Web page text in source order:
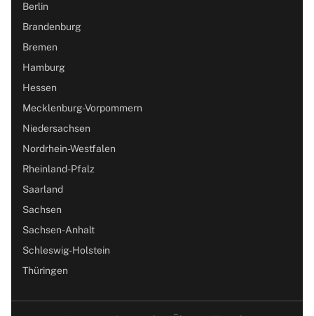
Berlin
Brandenburg
Bremen
Hamburg
Hessen
Mecklenburg-Vorpommern
Niedersachsen
Nordrhein-Westfalen
Rheinland-Pfalz
Saarland
Sachsen
Sachsen-Anhalt
Schleswig-Holstein
Thüringen